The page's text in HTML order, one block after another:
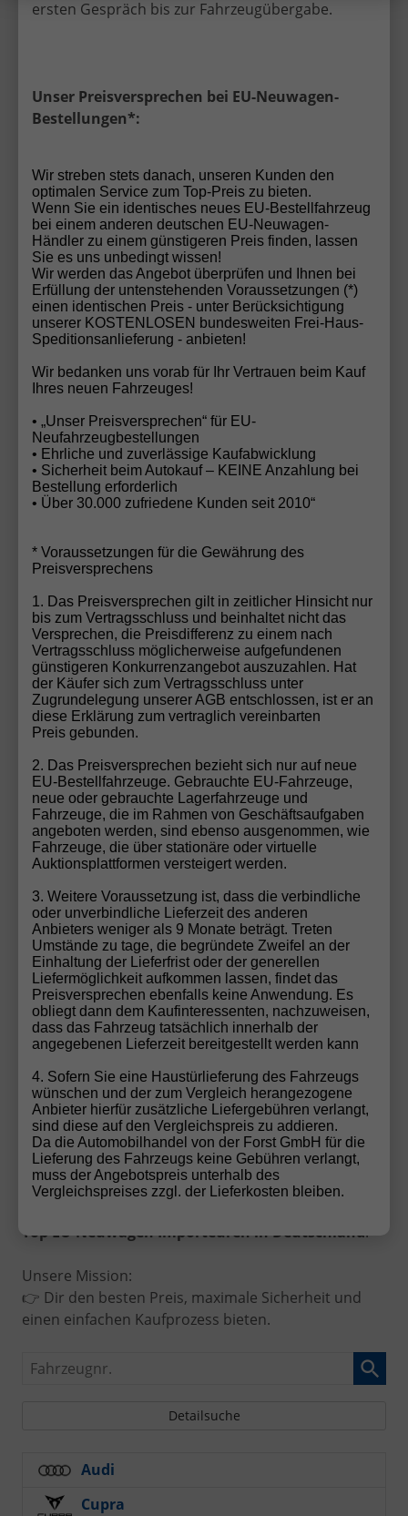
deutschlandweit
Egal wo du dich befindest:
bis vor deine Haustür.
👉 Kein Aufwand, kein Risiko – einfach einsteigen
und losfahren.
🔒 100% sicher kaufen – ohne
Anzahlung
Keine Anzahlung erforderlich
Zahlung erst bei Fahrzeugbereitstellung
Transparente Prozesse & persönliche Betreuung
👉 Vertrauen durch über 30 Jahre Erfahrung.
📊 Cupra EU-Neuwagen – Top
Angebote in Deutschland
Diese Seite ist gezielt optimiert für folgende
Suchanfragen:
Cupra EU-Neuwagen günstig kaufen
Cupra Reimport Deutschland
Cupra Rabatt Neuwagen
Cupra sofort lieferbar
Cupra Angebot Deutschland
Cupra Elektroauto günstig kaufen
👉 Maximale Sichtbarkeit für Google, KI &
Autobörsen.
📞 Jetzt unverbindlich Angebot
anfordern
Finde jetzt deinen perfektenCupra EU-Neuwagen
zum Bestpreis.
🏁 Automobilhandel von der
Forst – dein Cupra EU-Neuwagen
Spezialist
Top EU-Neuwagen Importeuren in Deutschland.
Unsere Mission:
👉 Dir den besten Preis, maximale Sicherheit und
einen einfachen Kaufprozess bieten.
Fahrzeugnr.
Detailsuche
Audi
Cupra
ersten Gespräch bis zur Fahrzeugübergabe.
Unser Preisversprechen bei EU-Neuwagen-
Bestellungen*:
Wir streben stets danach, unseren Kunden den
optimalen Service zum Top-Preis zu bieten.
Wenn Sie ein identisches neues EU-Bestellfahrzeug
bei einem anderen deutschen EU-Neuwagen-
Händler zu einem günstigeren Preis finden, lassen
Sie es uns unbedingt wissen!
Wir werden das Angebot überprüfen und Ihnen bei
Erfüllung der untenstehenden Voraussetzungen (*)
einen identischen Preis - unter Berücksichtigung
unserer KOSTENLOSEN bundesweiten Frei-Haus-
Speditionsanlieferung - anbieten!
Wir bedanken uns vorab für Ihr Vertrauen beim Kauf
Ihres neuen Fahrzeuges!
• „Unser Preisversprechen“ für EU-
Neufahrzeugbestellungen
• Ehrliche und zuverlässige Kaufabwicklung
• Sicherheit beim Autokauf – KEINE Anzahlung bei
Bestellung erforderlich
• Über 30.000 zufriedene Kunden seit 2010“
* Voraussetzungen für die Gewährung des
Preisversprechens
1. Das Preisversprechen gilt in zeitlicher Hinsicht nur
bis zum Vertragsschluss und beinhaltet nicht das
Versprechen, die Preisdifferenz zu einem nach
Vertragsschluss möglicherweise aufgefundenen
günstigeren Konkurrenzangebot auszuzahlen. Hat
der Käufer sich zum Vertragsschluss unter
Zugrundelegung unserer AGB entschlossen, ist er an
diese Erklärung zum vertraglich vereinbarten
Preis gebunden.
2. Das Preisversprechen bezieht sich nur auf neue
EU-Bestellfahrzeuge. Gebrauchte EU-Fahrzeuge,
neue oder gebrauchte Lagerfahrzeuge und
Fahrzeuge, die im Rahmen von Geschäftsaufgaben
angeboten werden, sind ebenso ausgenommen, wie
Fahrzeuge, die über stationäre oder virtuelle
Auktionsplattformen versteigert werden.
3. Weitere Voraussetzung ist, dass die verbindliche
oder unverbindliche Lieferzeit des anderen
Anbieters weniger als 9 Monate beträgt. Treten
Umstände zu tage, die begründete Zweifel an der
Einhaltung der Lieferfrist oder der generellen
Liefermöglichkeit aufkommen lassen, findet das
Preisversprechen ebenfalls keine Anwendung. Es
obliegt dann dem Kaufinteressenten, nachzuweisen,
dass das Fahrzeug tatsächlich innerhalb der
angegebenen Lieferzeit bereitgestellt werden kann
4. Sofern Sie eine Haustürlieferung des Fahrzeugs
wünschen und der zum Vergleich herangezogene
Anbieter hierfür zusätzliche Liefergebühren verlangt,
sind diese auf den Vergleichspreis zu addieren.
Da die Automobilhandel von der Forst GmbH für die
Lieferung des Fahrzeugs keine Gebühren verlangt,
muss der Angebotspreis unterhalb des
Vergleichspreises zzgl. der Lieferkosten bleiben.